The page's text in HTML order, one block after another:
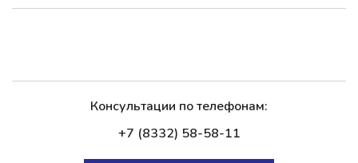
Консультации по телефонам:
+7 (8332) 58-58-11